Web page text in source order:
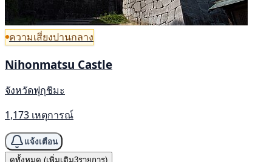
ความเสี่ยงปานกลาง
Nihonmatsu Castle
จังหวัดฟุกุชิมะ
1,173 เหตุการณ์
แจ้งเตือน
ดูทั้งหมด (เพิ่มเติม3รายการ)